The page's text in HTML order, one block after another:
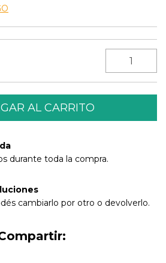
durante toda la compra.
cambiarlo por otro o devolverlo.